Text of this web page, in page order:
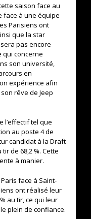
saison face au
face à une équipe
Parisiens ont
que la star
pas encore
qui concerne
son université,
en
expérience afin
rêve de Jeep
l’effectif tel que
au poste 4 de
candidat à la Draft
de 68,2 %. Cette
à manier.
face à Saint-
ont réalisé leur
au tir, ce qui leur
plein de confiance.